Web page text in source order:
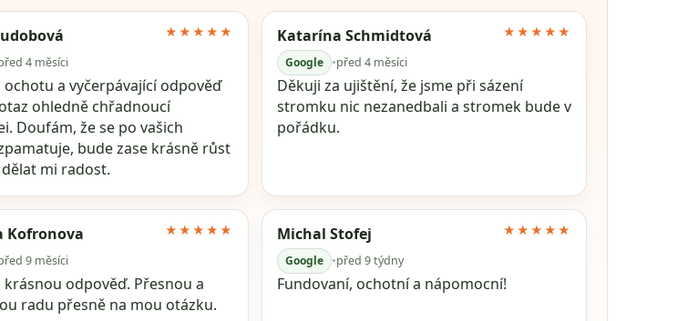
4 měsíci
★★★★★
ochotu a vyčerpávající odpověď
ohledně chřadnoucí
Doufám, že se po vašich
bude zase krásně růst
mi radost.
Katarína Schmidtová
Google •před 4 měsíci
★★★★★
Děkuji za ujištění, že jsme při sázení
stromku nic nezanedbali a stromek bude v
pořádku.
Kofronova
9 měsíci
★★★★★
krásnou odpověď. Přesnou a
radu přesně na mou otázku.
Michal Stofej
Google •před 9 týdny
★★★★★
Fundovaní, ochotní a nápomocní!